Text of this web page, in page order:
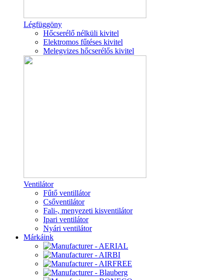
Légfüggöny
Hőcserélő nélküli kivitel
Elektromos fűtéses kivitel
Melegvizes hőcserélős kivitel
Ventilátor
Fűtő ventillátor
Csőventilátor
Fali-, menyezeti kisventilátor
Ipari ventilátor
Nyári ventilátor
Márkáink